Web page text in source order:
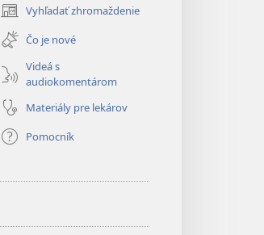
Vyhľadať zhromaždenie
(otvorí
nové
okno)
Čo je nové
Videá s
audiokomentárom
Materiály pre lekárov
Pomocník